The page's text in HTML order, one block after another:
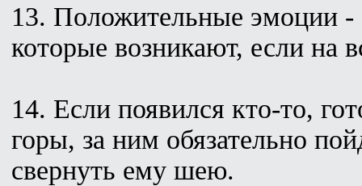
13. Положительные эмоции -
которые возникают, если на
14. Если появился кто-то,
горы, за ним обязательно
свернуть ему шею.